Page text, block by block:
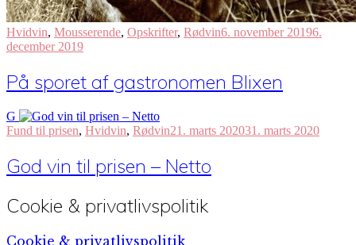
Hvidvin, Mousserende, Opskrifter, Rødvin6. november 20196.
december 2019
På sporet af gastronomen Blixen
G
Fund til prisen, Hvidvin, Rødvin21. marts 202031. marts 2020
God vin til prisen – Netto
Cookie & privatlivspolitik
Cookie & privatlivspolitik